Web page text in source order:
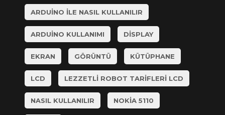
ARDUINO ILE NASIL KULLANILIR
ARDUINO KULLANIMI DISPLAY
EKRAN GÖRÜNTÜ KÜTÜPHANE
LCD LEZZETLI ROBOT TARIFLERI LCD
NASIL KULLANILIR NOKIA 5110